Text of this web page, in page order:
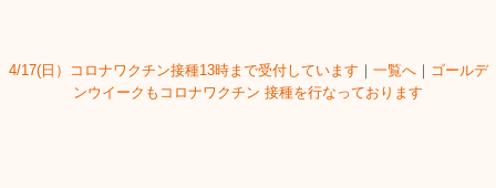
4/17(日）コロナワクチン接種13時まで受付しています ｜ 一覧へ｜ ゴールデ
ンウイークもコロナワクチン 接種を行なっております